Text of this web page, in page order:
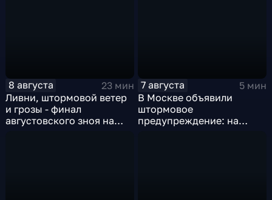
8 августа
23 мин
Ливни, штормовой ветер
и грозы - финал
августовского зноя на
7 августа
5 мин
В Москве объявили
штормовое
предупреждение: на